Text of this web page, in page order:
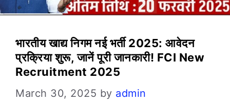
भारतीय खाद्य निगम नई भर्ती 2025: आवेदन
प्रक्रिया शुरू, जानें पूरी जानकारी! FCI New
Recruitment 2025
March 30, 2025 by admin